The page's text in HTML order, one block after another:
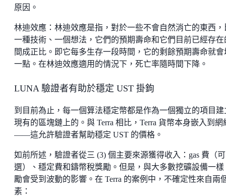
原因。
林迪效應：林迪效應是指，對於一些不會自然消亡的東西，
一種技術、一個想法，它們的預期壽命和它們目前已經存在
間成正比。即它每多生存一段時間，它的剩餘預期壽命就會
一點。在林迪效應適用的情況下，死亡率隨時間下降。
LUNA 驗證者有助於穩定 UST 掛鉤
到目前為止，每一個算法穩定幣都是作為一個獨立的項目建
現有的區塊鏈上的。與 Terra 相比，Terra 貨幣本身嵌入到網
——這允許驗證者幫助穩定 UST 的價格。
如前所述，驗證者從三 (3) 個主要來源獲得收入：gas 費（可
選）、穩定費和鑄幣稅獎勵。但是，與大多數挖礦設備一樣
勵會受到波動的影響。在 Terra 的案例中，不確定性來自兩
素：